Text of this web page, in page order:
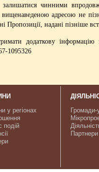
залишатися чинними
вищенаведеною адресою не
Пропозиції, надані пізніше
додаткову
1095326
у регіонах
подій
Громади-
Партнери